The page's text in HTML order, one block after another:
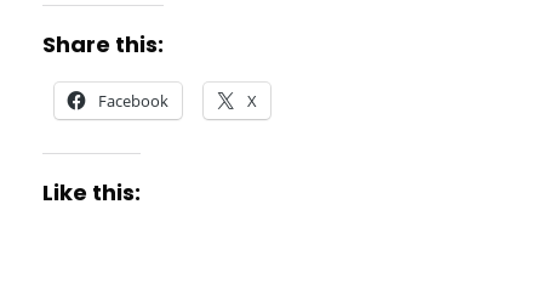
Share this:
Facebook X
Like this: